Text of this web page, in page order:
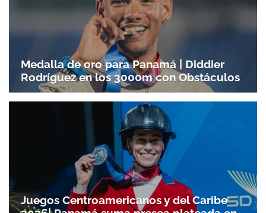
Medalla de oro para Panamá | Diddier
Rodríguez en los 3000m con Obstáculos
Juegos Centroamericanos y del Caribe